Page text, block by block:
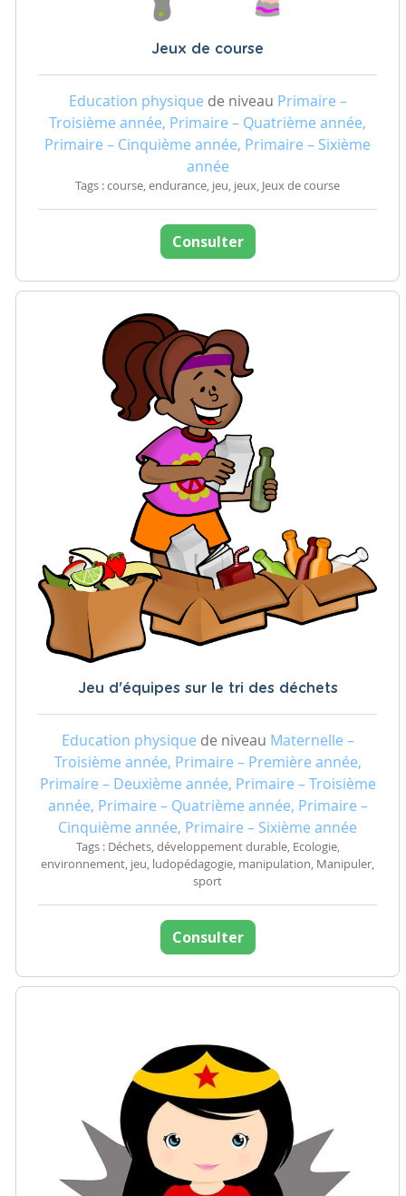
Jeux de course
Education physique de niveau Primaire –
Troisième année, Primaire – Quatrième année,
Primaire – Cinquième année, Primaire – Sixième
année
Tags : course, endurance, jeu, jeux, Jeux de course
Consulter
Jeu d'équipes sur le tri des déchets
Education physique de niveau Maternelle –
Troisième année, Primaire – Première année,
Primaire – Deuxième année, Primaire – Troisième
année, Primaire – Quatrième année, Primaire –
Cinquième année, Primaire – Sixième année
Tags : Déchets, développement durable, Ecologie,
environnement, jeu, ludopédagogie, manipulation, Manipuler,
sport
Consulter